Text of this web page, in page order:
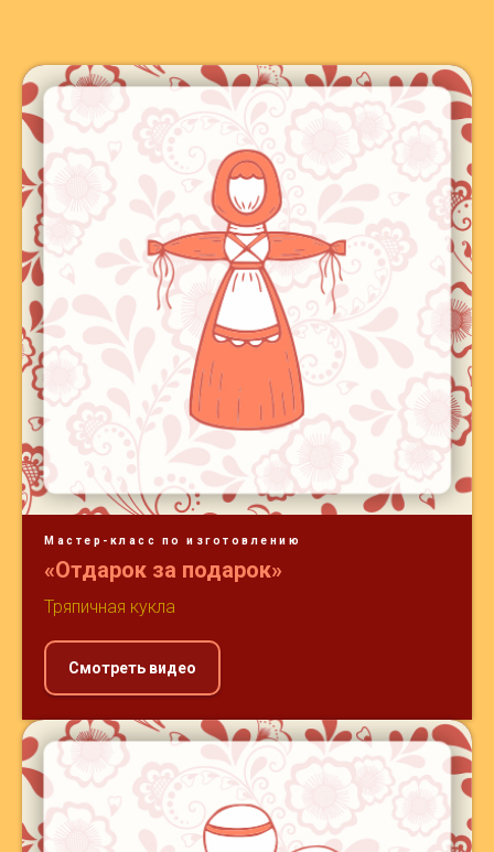
Мастер-класс по изготовлению
«Отдарок за подарок»
Тряпичная кукла
Смотреть видео